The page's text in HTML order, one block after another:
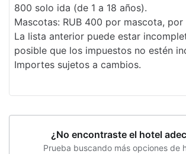
800 solo ida (de 1 a 18 años).
Mascotas: RUB 400 por mascota, por
La lista anterior puede estar
posible que los impuestos no estén
Importes sujetos a cambios.
¿No encontraste el hotel
Prueba buscando más opciones de